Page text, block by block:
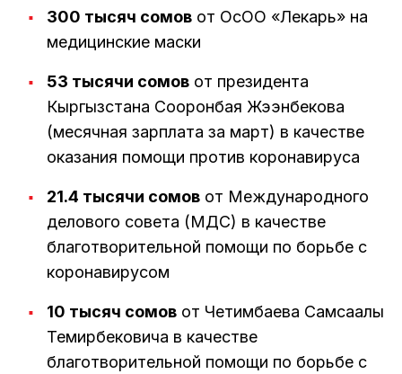
300 тысяч сомов от ОсОО «Лекарь» на
медицинские маски
53 тысячи сомов от президента
Кыргызстана Сооронбая Жээнбекова
(месячная зарплата за март) в качестве
оказания помощи против коронавируса
21.4 тысячи сомов от Международного
делового совета (МДС) в качестве
благотворительной помощи по борьбе с
коронавирусом
10 тысяч сомов от Четимбаева Самсаалы
Темирбековича в качестве
благотворительной помощи по борьбе с